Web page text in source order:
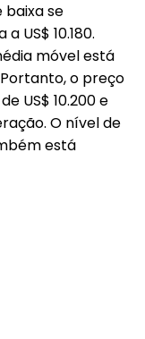
baixa se
US$ 10.180.
móvel está
Portanto, o preço
US$ 10.200 e
O nível de
está